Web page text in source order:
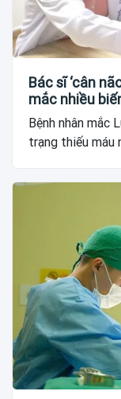
Bác sĩ ‘cân
mắc nhiều
Bệnh nhân mắc
trạng thiếu máu